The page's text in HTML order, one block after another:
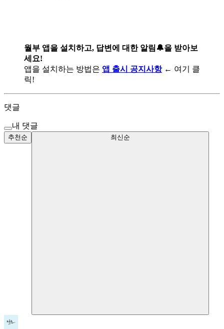
월부 앱을 설치하고, 답변에 대한 알림🔔을 받아보
세요!
앱을 설치하는 방법은 앱 출시 공지사항← 여기 클
릭!
댓글
내 댓글
추천순 최신순